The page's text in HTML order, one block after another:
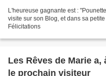
L'heureuse gagnante est :
visite sur son Blog, et dans sa
Félicitations
Les Rêves de Marie a, à cet instant 999 visiteurs
le prochain visiteur